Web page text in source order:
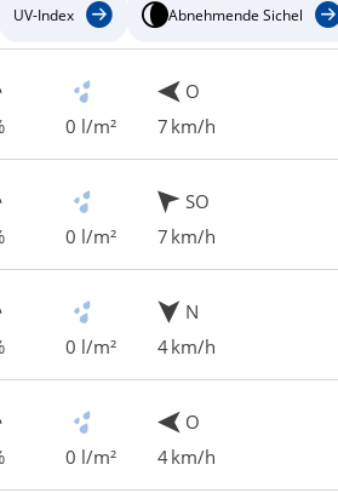
UV-Index Abnehmende Sichel
0 l/m²
O
7 km/h
0 l/m²
SO
7 km/h
0 l/m²
N
4 km/h
0 l/m²
O
4 km/h